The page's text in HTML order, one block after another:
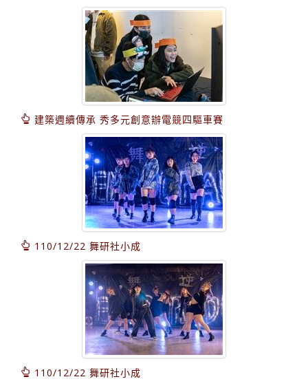
建築週續傳承 秀多元創意辦電競四驅車賽
110/12/22 舞研社小成
110/12/22 舞研社小成